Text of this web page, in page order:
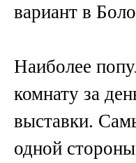
вариант в
Наиболее
комнату за
выставки.
одной